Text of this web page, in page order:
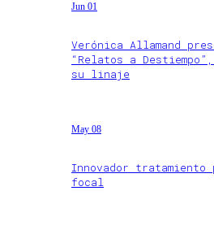
Jun 01
Verónica Allamand
“Relatos a
su linaje
May 08
Innovador
focal